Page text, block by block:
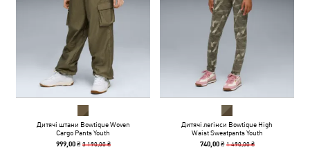
Дитячі штани Bowtique Woven
Cargo Pants Youth
999,00 ₴ 3 190,00 ₴
Дитячі легінси Bowtique High
Waist Sweatpants Youth
740,00 ₴ 1 490,00 ₴